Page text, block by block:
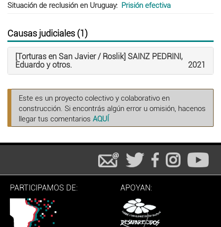
Situación de reclusión en Uruguay
Prisión efectiva
Causas judiciales (1)
[Torturas en San Javier / Roslik] SAINZ PEDRINI,
Eduardo y otros.
2021
Este es un proyecto colectivo y colaborativo en
construcción. Si encontrás algún error u omisión, hacenos
llegar tus comentarios AQUÍ
PARTICIPAMOS DE: APOYAN: